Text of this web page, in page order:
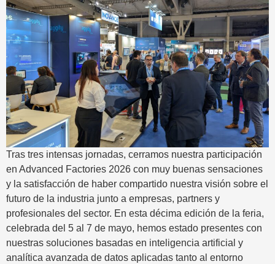
Tras tres intensas jornadas, cerramos nuestra participación
en Advanced Factories 2026 con muy buenas sensaciones
y la satisfacción de haber compartido nuestra visión sobre el
futuro de la industria junto a empresas, partners y
profesionales del sector. En esta décima edición de la feria,
celebrada del 5 al 7 de mayo, hemos estado presentes con
nuestras soluciones basadas en inteligencia artificial y
analítica avanzada de datos aplicadas tanto al entorno